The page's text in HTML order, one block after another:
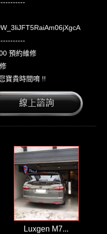
預約維修
寶貴時間唷 !!
Luxgen M7...